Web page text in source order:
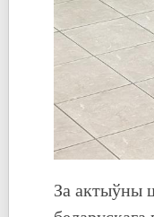
За актыўны